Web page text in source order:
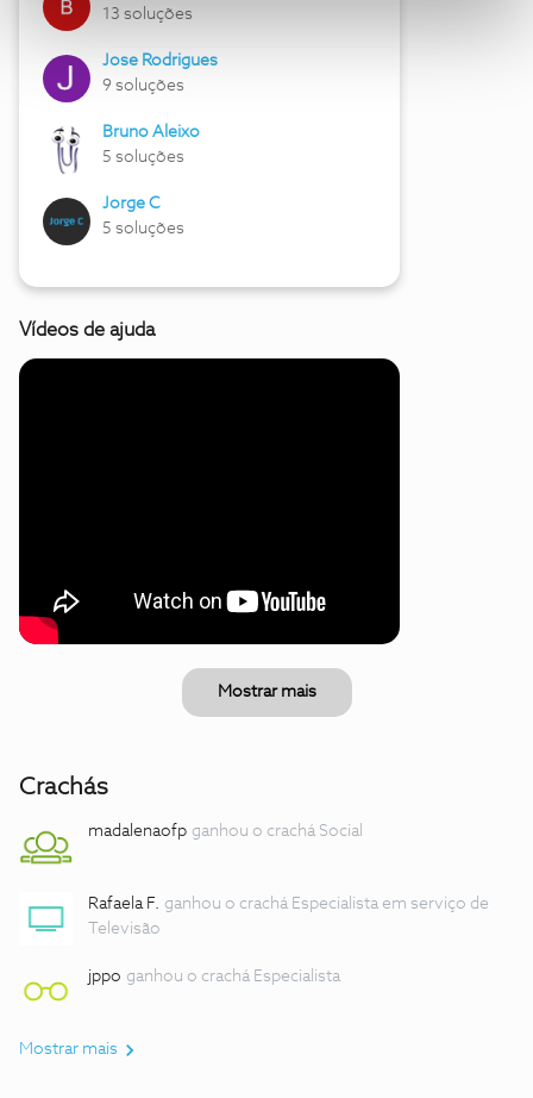
13 soluções
Jose Rodrigues
9 soluções
Bruno Aleixo
5 soluções
Jorge C
5 soluções
Vídeos de ajuda
Mostrar mais
Crachás
madalenaofp ganhou o crachá Social
Rafaela F. ganhou o crachá Especialista em serviço de
Televisão
jppo ganhou o crachá Especialista
Mostrar mais